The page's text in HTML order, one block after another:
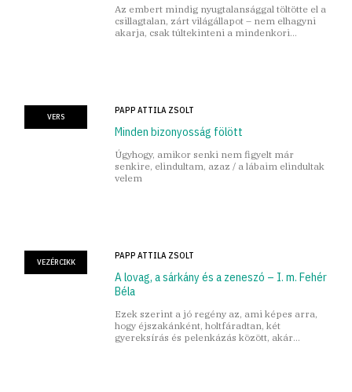
Az embert mindig nyugtalansággal töltötte el a
csillagtalan, zárt világállapot – nem elhagyni
akarja, csak túltekinteni a mindenkori
VERS
PAPP ATTILA ZSOLT
Minden bizonyosság fölött
Úgyhogy, amikor senki nem figyelt már
senkire, elindultam, azaz / a lábaim elindultak
velem
VEZÉRCIKK
PAPP ATTILA ZSOLT
A lovag, a sárkány és a zeneszó – I. m. Fehér
Béla
Ezek szerint a jó regény az, ami képes arra,
hogy éjszakánként, holtfáradtan, két
gyereksírás és pelenkázás között, akár